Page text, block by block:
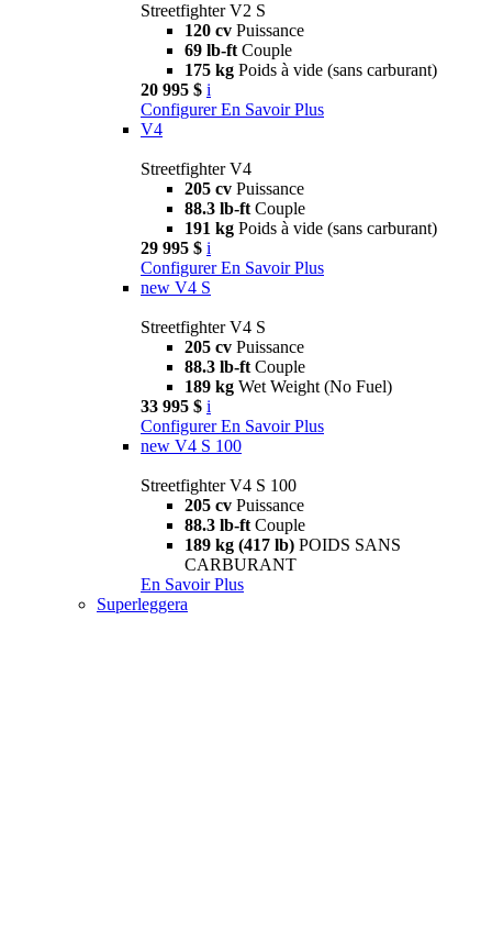
Streetfighter V2 S
120 cv Puissance
69 lb-ft Couple
175 kg Poids à vide (sans carburant)
20 995 $ i
Configurer En Savoir Plus
V4
Streetfighter V4
205 cv Puissance
88.3 lb-ft Couple
191 kg Poids à vide (sans carburant)
29 995 $ i
Configurer En Savoir Plus
new V4 S
Streetfighter V4 S
205 cv Puissance
88.3 lb-ft Couple
189 kg Wet Weight (No Fuel)
33 995 $ i
Configurer En Savoir Plus
new V4 S 100
Streetfighter V4 S 100
205 cv Puissance
88.3 lb-ft Couple
189 kg (417 lb) POIDS SANS
CARBURANT
En Savoir Plus
Superleggera